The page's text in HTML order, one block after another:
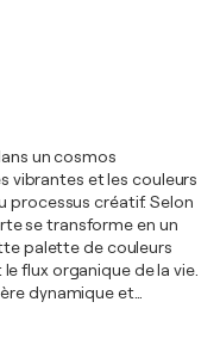
un cosmos
vibrantes et les couleurs
processus créatif. Selon
se transforme en un
palette de couleurs
flux organique de la vie.
dynamique et…